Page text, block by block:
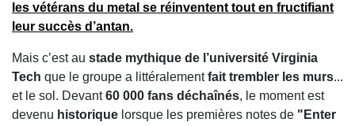
les vétérans du metal se réinventent tout en fructifiant
leur succès d’antan.
Mais c’est au stade mythique de l’université Virginia
Tech que le groupe a littéralementfait trembler les murs...
et le sol. Devant60 000 fans déchaînés, le moment est
devenu historique lorsque les premières notes de "Enter